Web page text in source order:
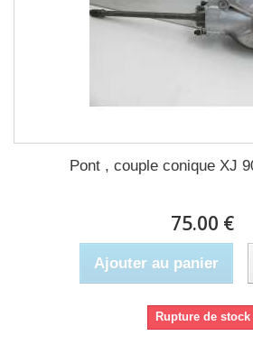
Pont , couple conique XJ
75.00 €
Ajouter au panier
Rupture de stock